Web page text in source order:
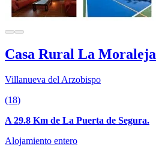
Casa Rural La Moraleja
Villanueva del Arzobispo
(18)
A 29.8 Km de La Puerta de Segura.
Alojamiento entero